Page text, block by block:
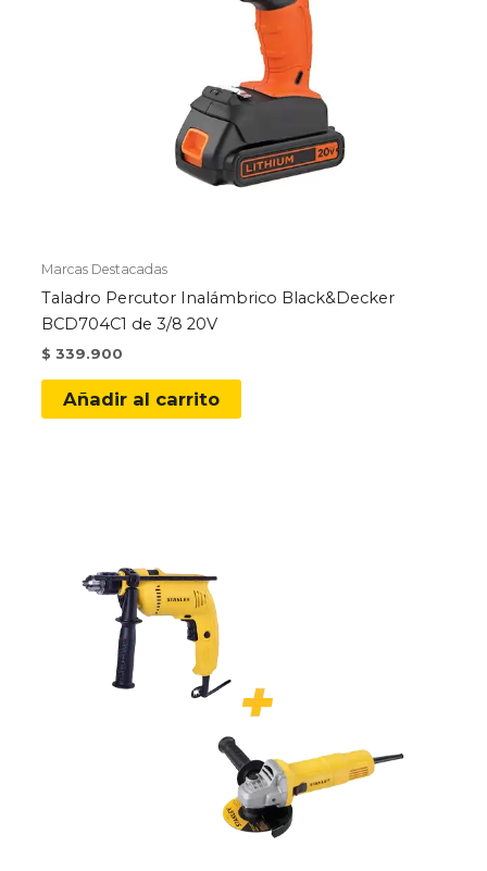
Marcas Destacadas
Taladro Percutor Inalámbrico Black&Decker
BCD704C1 de 3/8 20V
$ 339.900
Añadir al carrito